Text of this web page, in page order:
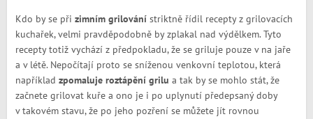
Kdo by se při zimním grilovánístriktně řídil recepty z grilovacích
kuchařek, velmi pravděpodobně by zplakal nad výdělkem. Tyto
recepty totiž vychází z předpokladu, že se griluje pouze v na jaře
a v létě. Nepočítají proto se sníženou venkovní teplotou, která
například zpomaluje roztápění grilu a tak by se mohlo stát, že
začnete grilovat kuře a ono je i po uplynutí předepsaný doby
v takovém stavu, že po jeho pozření se můžete jít rovnou